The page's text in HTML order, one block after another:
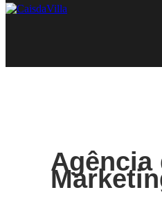
Agência